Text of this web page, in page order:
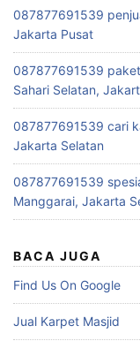
087877691539
Jakarta Pusat
087877691539
Sahari Selatan,
087877691539 cari
Jakarta Selatan
087877691539
Manggarai, Jakarta
BACA JUGA
Find Us On Google
Jual Karpet Masjid